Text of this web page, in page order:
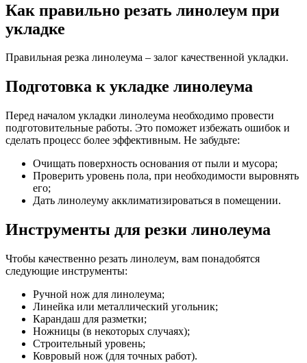
Как правильно резать линолеум при
укладке
Правильная резка линолеума – залог качественной укладки.
Подготовка к укладке линолеума
Перед началом укладки линолеума необходимо провести
подготовительные работы. Это поможет избежать ошибок и
сделать процесс более эффективным. Не забудьте:
Очищать поверхность основания от пыли и мусора;
Проверить уровень пола, при необходимости выровнять
его;
Дать линолеуму акклиматизироваться в помещении.
Инструменты для резки линолеума
Чтобы качественно резать линолеум, вам понадобятся
следующие инструменты:
Ручной нож для линолеума;
Линейка или металлический угольник;
Карандаш для разметки;
Ножницы (в некоторых случаях);
Строительный уровень;
Ковровый нож (для точных работ).